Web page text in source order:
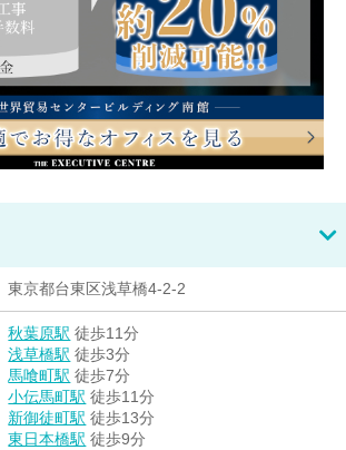
東京都台東区浅草橋4-2-2
秋葉原駅 徒歩11分
浅草橋駅 徒歩3分
馬喰町駅 徒歩7分
小伝馬町駅 徒歩11分
新御徒町駅 徒歩13分
東日本橋駅 徒歩9分